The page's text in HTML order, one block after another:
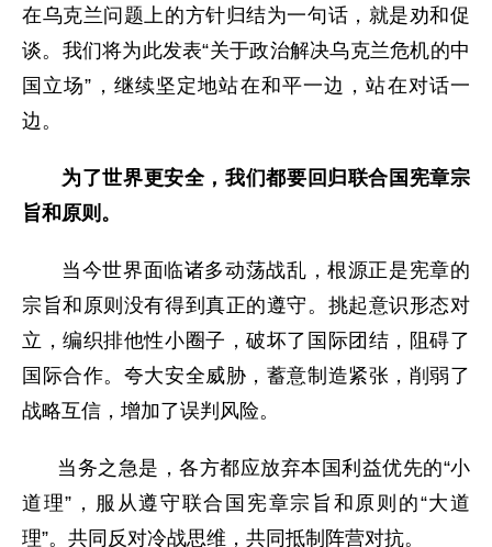
在乌克兰问题上的方针归结为一句话，就是劝和促
谈。我们将为此发表“关于政治解决乌克兰危机的中
国立场”，继续坚定地站在和平一边，站在对话一
边。
为了世界更安全，我们都要回归联合国宪章宗
旨和原则。
当今世界面临诸多动荡战乱，根源正是宪章的
宗旨和原则没有得到真正的遵守。挑起意识形态对
立，编织排他性小圈子，破坏了国际团结，阻碍了
国际合作。夸大安全威胁，蓄意制造紧张，削弱了
战略互信，增加了误判风险。
当务之急是，各方都应放弃本国利益优先的“小
道理”，服从遵守联合国宪章宗旨和原则的“大道
理”。共同反对冷战思维，共同抵制阵营对抗。